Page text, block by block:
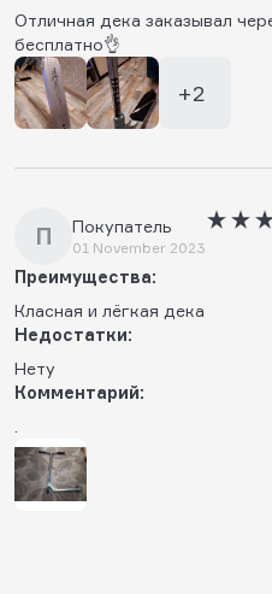
Отличная дека заказывал
бесплатно👌
+2
П Покупатель
01 November 2023
Преимущества:
Класная и лëгкая дека
Недостатки:
Нету
Комментарий: